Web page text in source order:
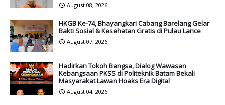
August 08, 2026
HKGB Ke-74, Bhayangkari Cabang Barelang Gelar
Bakti Sosial & Kesehatan Gratis di Pulau Lance
August 07, 2026
Hadirkan Tokoh Bangsa, Dialog Wawasan
Kebangsaan PKSS di Politeknik Batam Bekali
Masyarakat Lawan Hoaks Era Digital
August 04, 2026